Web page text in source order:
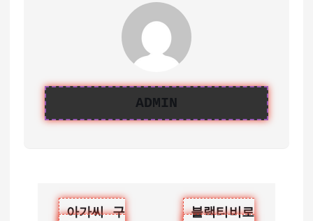
ADMIN
글
아가씨 구
블랙티비로